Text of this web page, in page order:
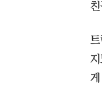
친
지
게